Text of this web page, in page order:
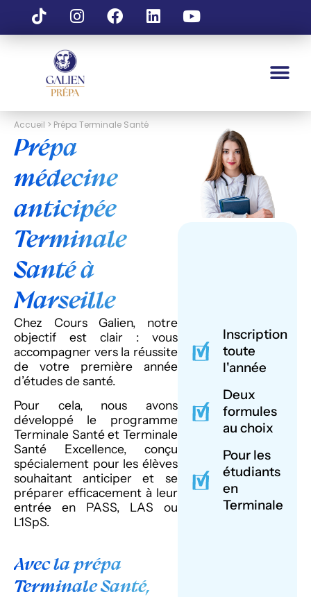
Accueil > Prépa Terminale Santé
Prépa
médecine
anticipée
Terminale
Santé à
Marseille
Chez Cours Galien, notre
objectif est clair : vous
accompagner vers la réussite
de votre première année
d’études de santé.
Pour cela, nous avons
développé le programme
Terminale Santé et Terminale
Santé Excellence, conçu
spécialement pour les élèves
souhaitant anticiper et se
préparer efficacement à leur
entrée en PASS, LAS ou
L1SpS.
Avec la prépa
Terminale Santé,
Inscription
toute
l'année
Deux
formules
au choix
Pour les
étudiants
en
Terminale